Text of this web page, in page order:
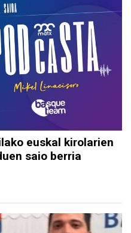
euskal kirolarien
saio berria